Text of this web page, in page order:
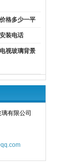
格多少一平
装电话
视玻璃背景
有限公司